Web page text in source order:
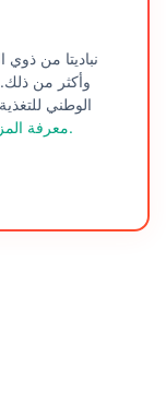
نباديتا من ذوي
وأكثر من
الوطني
معرفةعملية التحرير.